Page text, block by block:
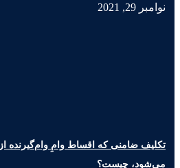
نوامبر 29, 2021
تکلیف ضامنی که اقساط وامِ وام‌گیرنده
می‌شود، چیست؟